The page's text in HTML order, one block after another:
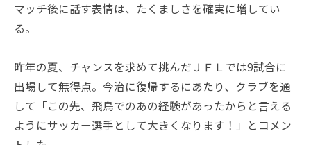
マッチ後に話す表情は、たくましさを確実に増してい
る。
昨年の夏、チャンスを求めて挑んだＪＦＬでは9試合に
出場して無得点。今治に復帰するにあたり、クラブを通
して「この先、飛鳥でのあの経験があったからと言える
ようにサッカー選手として大きくなります！」とコメン